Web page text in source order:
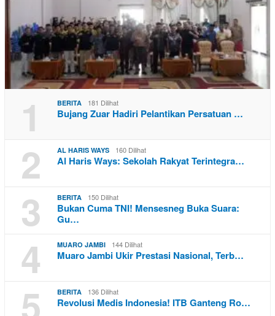
1 BERITA 181 Dilihat
Bujang Zuar Hadiri Pelantikan Persatuan …
2 AL HARIS WAYS 160 Dilihat
Al Haris Ways: Sekolah Rakyat Terintegra…
3 BERITA 150 Dilihat
Bukan Cuma TNI! Mensesneg Buka Suara:
Gu…
4 MUARO JAMBI 144 Dilihat
Muaro Jambi Ukir Prestasi Nasional, Terb…
5 BERITA 136 Dilihat
Revolusi Medis Indonesia! ITB Ganteng Ro…